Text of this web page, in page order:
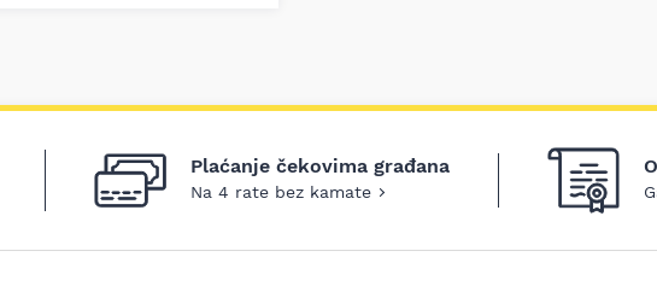
Plaćanje čekovima građana
Na 4 rate bez kamate